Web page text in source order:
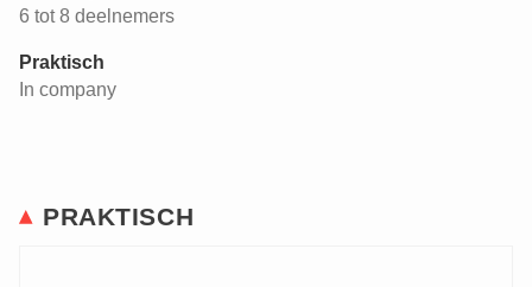
6 tot 8 deelnemers
Praktisch
In company
PRAKTISCH